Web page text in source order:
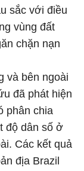
sắc với điều
vùng đất
chặn nạn
và bên ngoài
đã phát hiện
phân chia
độ dân số ở
Các kết quả
địa Brazil